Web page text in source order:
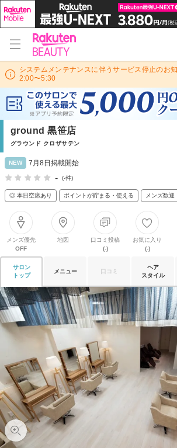
システムメンテナンスに伴うサービス停止のお
2:00〜5:30
ground 黒笹店
グラウンド クロザサテン
NEW 7月8日掲載開始
- (-件)
◎ 本日空席あり ポイントが貯まる・使える メンズ歓迎
メンズ優先
OFF
地図
口コミ投稿
(-)
お気に入り
(-)
サロン
トップ
メニュー 口コミ
ヘア
スタイル